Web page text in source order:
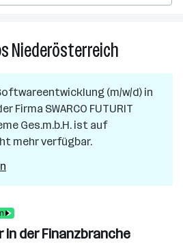
Niederösterreich
in
(m/w/d) in
Firma SWARCO FUTURIT
Ges.m.b.H. ist auf
mehr verfügbar.
in der Finanzbranche